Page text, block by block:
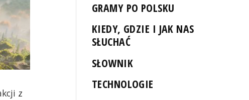
z
GRAMY PO POLSKU
KIEDY, GDZIE I JAK NAS
SŁUCHAĆ
SŁOWNIK
TECHNOLOGIE